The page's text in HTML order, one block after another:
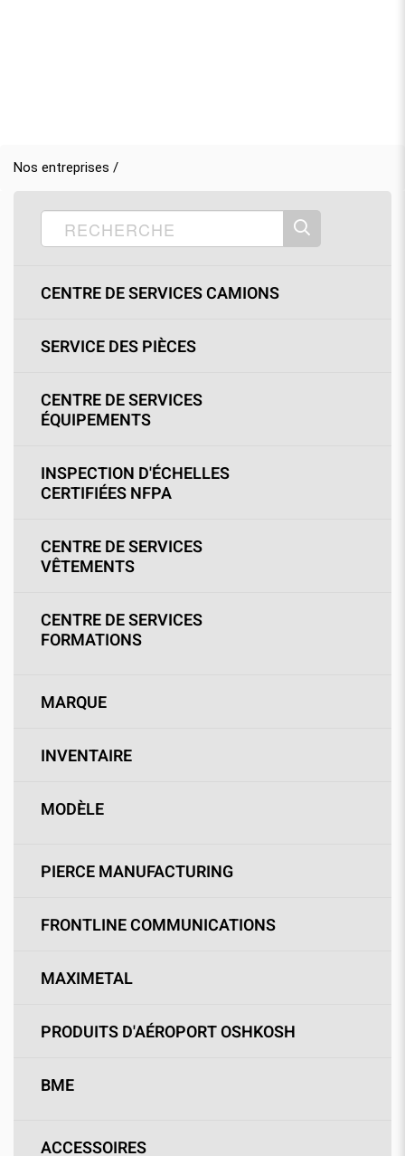
Nos entreprises /
CENTRE DE SERVICES CAMIONS
SERVICE DES PIÈCES
CENTRE DE SERVICES
ÉQUIPEMENTS
INSPECTION D'ÉCHELLES
CERTIFIÉES NFPA
CENTRE DE SERVICES
VÊTEMENTS
CENTRE DE SERVICES
FORMATIONS
MARQUE
INVENTAIRE
MODÈLE
PIERCE MANUFACTURING
FRONTLINE COMMUNICATIONS
MAXIMETAL
PRODUITS D'AÉROPORT OSHKOSH
BME
ACCESSOIRES